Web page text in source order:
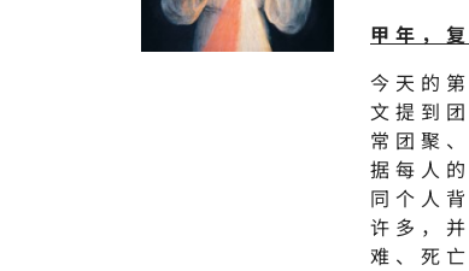
甲年，
今天的
文提到
常团聚
据每人
同个人
许多，
难、死